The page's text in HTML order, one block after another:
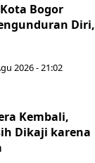
Bogor
Diri,
2026 - 21:02
Kembali,
Dikaji karena